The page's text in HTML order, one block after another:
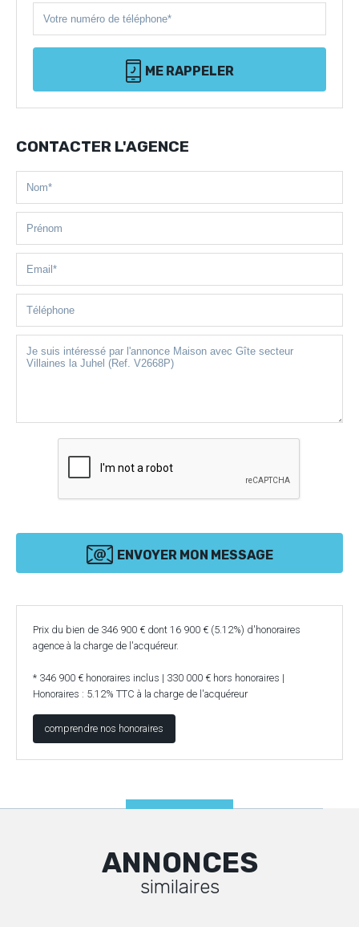
ME RAPPELER
CONTACTER L'AGENCE
ENVOYER MON MESSAGE
Prix du bien de 346 900 € dont 16 900 € (5.12%) d'honoraires
agence à la charge de l'acquéreur.
* 346 900 € honoraires inclus | 330 000 € hors honoraires |
Honoraires : 5.12% TTC à la charge de l'acquéreur
comprendre nos honoraires
ANNONCES
similaires